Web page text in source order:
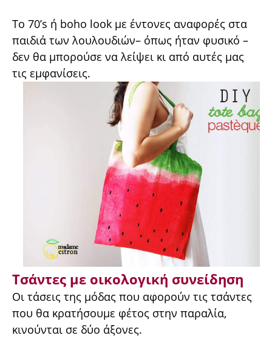
Το 70’s ή boho look με έντονες αναφορές στα
παιδιά των λουλουδιών– όπως ήταν φυσικό –
δεν θα μπορούσε να λείψει κι από αυτές μας
τις εμφανίσεις.
Τσάντες με οικολογική συνείδηση
Οι τάσεις της μόδας που αφορούν τις τσάντες
που θα κρατήσουμε φέτος στην παραλία,
κινούνται σε δύο άξονες.